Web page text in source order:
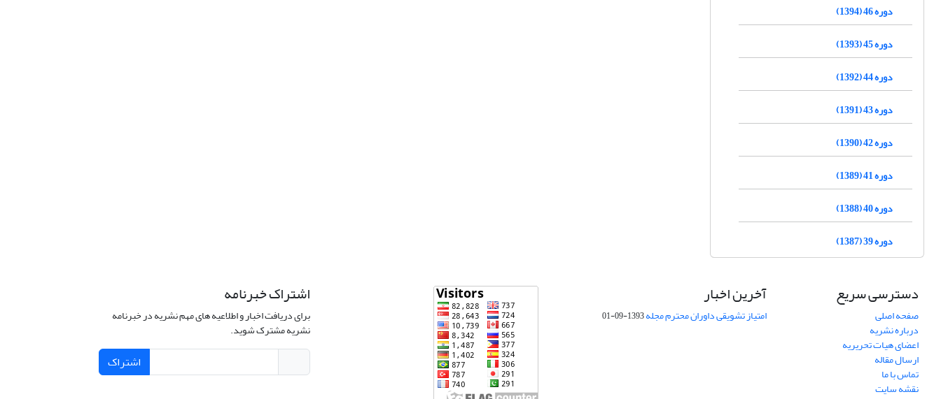
دوره 46 (1394)
دوره 45 (1393)
دوره 44 (1392)
دوره 43 (1391)
دوره 42 (1390)
دوره 41 (1389)
دوره 40 (1388)
دوره 39 (1387)
دسترسی سریع
صفحه اصلی
درباره نشریه
اعضای هیات تحریریه
ارسال مقاله
تماس با ما
نقشه سایت
آخرین اخبار
امتیاز تشویقی داوران محترم مجله1393-09-01
اشتراک خبرنامه
برای دریافت اخبار و اطلاعیه های مهم نشریه در خبرنامه
نشریه مشترک شوید.
اشتراک